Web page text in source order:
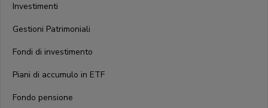
Investimenti
Gestioni Patrimoniali
Fondi di investimento
Piani di accumulo in ETF
Fondo pensione